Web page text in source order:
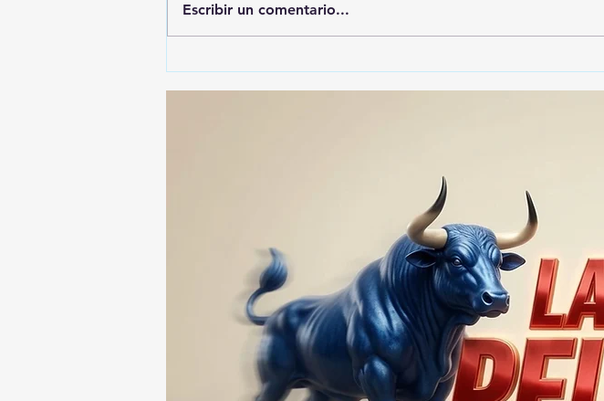
A PRESUNTO
GOBIERNO
Escribir un comentario...